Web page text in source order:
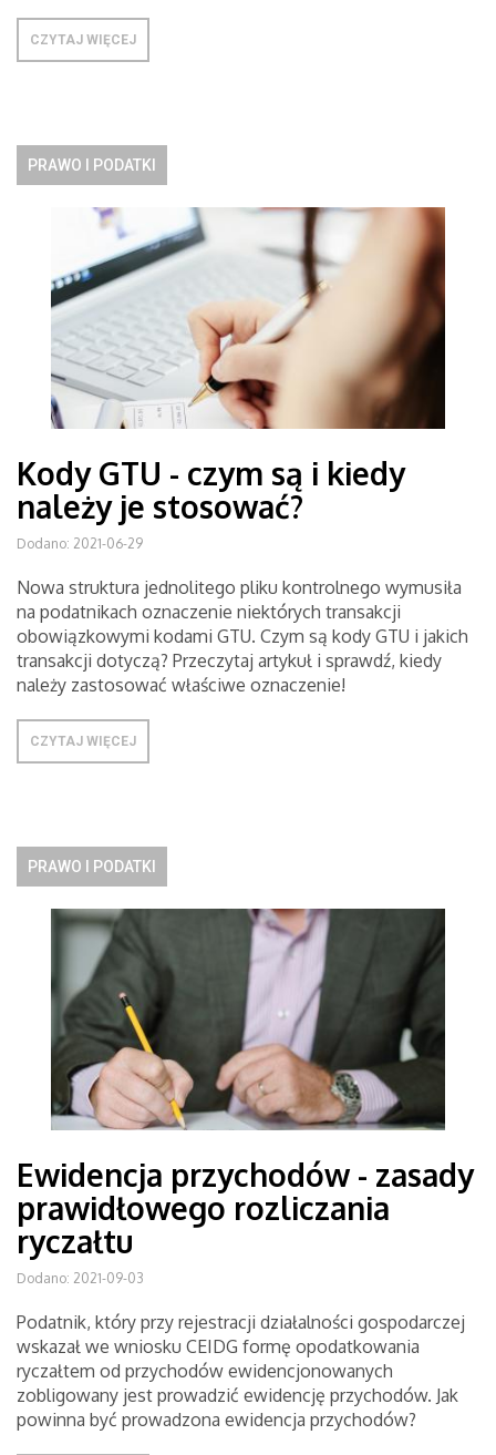
CZYTAJ WIĘCEJ
PRAWO I PODATKI
Kody GTU - czym są i kiedy
należy je stosować?
Dodano: 2021-06-29
Nowa struktura jednolitego pliku kontrolnego wymusiła
na podatnikach oznaczenie niektórych transakcji
obowiązkowymi kodami GTU. Czym są kody GTU i jakich
transakcji dotyczą? Przeczytaj artykuł i sprawdź, kiedy
należy zastosować właściwe oznaczenie!
CZYTAJ WIĘCEJ
PRAWO I PODATKI
Ewidencja przychodów - zasady
prawidłowego rozliczania
ryczałtu
Dodano: 2021-09-03
Podatnik, który przy rejestracji działalności gospodarczej
wskazał we wniosku CEIDG formę opodatkowania
ryczałtem od przychodów ewidencjonowanych
zobligowany jest prowadzić ewidencję przychodów. Jak
powinna być prowadzona ewidencja przychodów?